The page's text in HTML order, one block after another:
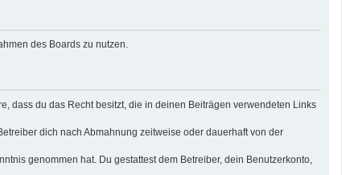
des Boards zu nutzen.
dass du das Recht besitzt, die in deinen Beiträgen verwendeten Links
dich nach Abmahnung zeitweise oder dauerhaft von der
genommen hat. Du gestattest dem Betreiber, dein Benutzerkonto,